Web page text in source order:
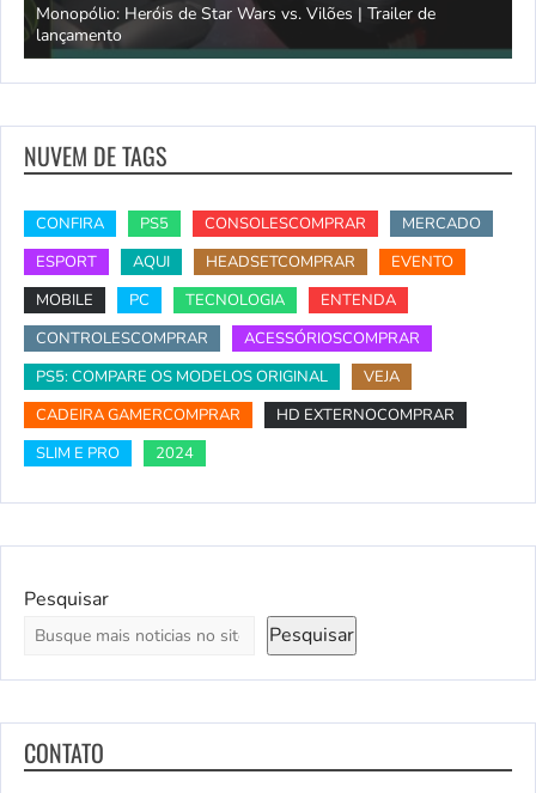
Monopólio: Heróis de Star Wars vs. Vilões | Trailer de
lançamento
NUVEM DE TAGS
CONFIRA PS5 CONSOLESCOMPRAR
MERCADO
ESPORT
AQUI HEADSETCOMPRAR
EVENTO
MOBILE
PC TECNOLOGIA
ENTENDA
CONTROLESCOMPRAR
ACESSÓRIOSCOMPRAR
PS5: COMPARE OS MODELOS ORIGINAL
VEJA
CADEIRA GAMERCOMPRAR
HD EXTERNOCOMPRAR
SLIM E PRO
2024
Pesquisar
Pesquisar
CONTATO